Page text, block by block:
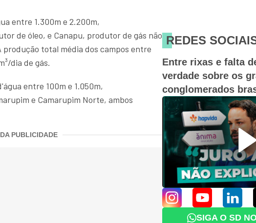
entre 1.300m e 2.200m,
de óleo, e Canapu, produtor de gás não
total média dos campos entre
dia de gás.
entre 100m e 1.050m,
e Camarupim Norte, ambos
PUBLICIDADE
REDES
Entre rixas e falta
verdade sobre os
conglomerados
SIGA O SD